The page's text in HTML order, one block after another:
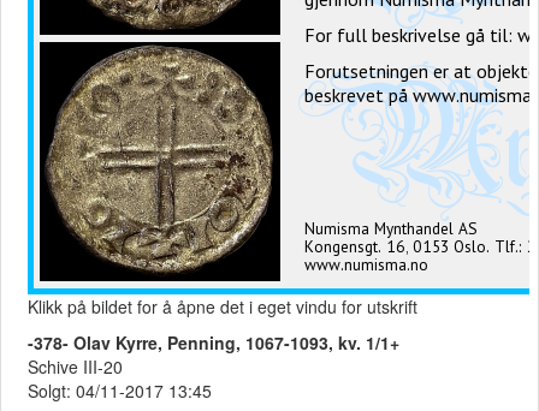
Klikk på bildet for å åpne det i eget vindu for utskrift
-378- Olav Kyrre, Penning, 1067-1093, kv. 1/1+
Schive III-20
Solgt: 04/11-2017 13:45